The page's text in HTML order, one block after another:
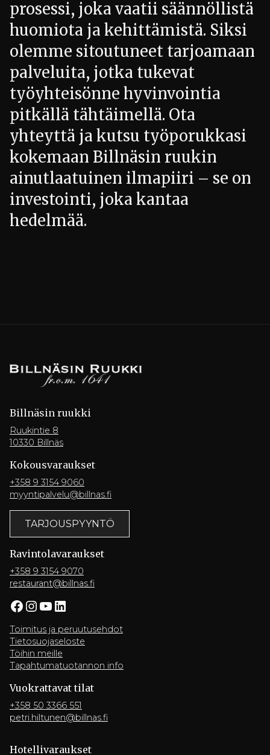
prosessi, joka vaatii säännöllistä
huomiota ja kehittämistä. Siksi
olemme sitoutuneet tarjoamaan
palveluita, jotka tukevat
työyhteisönne hyvinvointia
pitkällä tähtäimellä. Ota
yhteyttä ja kutsu työporukkasi
kokemaan Billnäsin ruukin
ainutlaatuinen ilmapiiri – se on
investointi, joka kantaa
hedelmää.
Billnäsin ruukki
Ruukintie 8
10330 Billnäs
Kokousvaraukset
+358 9 3154 9060
myyntipalvelu@billnas.fi
TARJOUSPYYNTÖ
Ravintola­varaukset
+358 9 3154 9070
restaurant@billnas.fi
Facebook InstagramYouTube LinkedIn
Toimitus ja peruutusehdot
Tietosuojaseloste
Töihin meille
Tapahtumatuotannon info
Vuokrattavat tilat
+358 50 3366 551
petri.hiltunen@billnas.fi
Hotelli­varaukset